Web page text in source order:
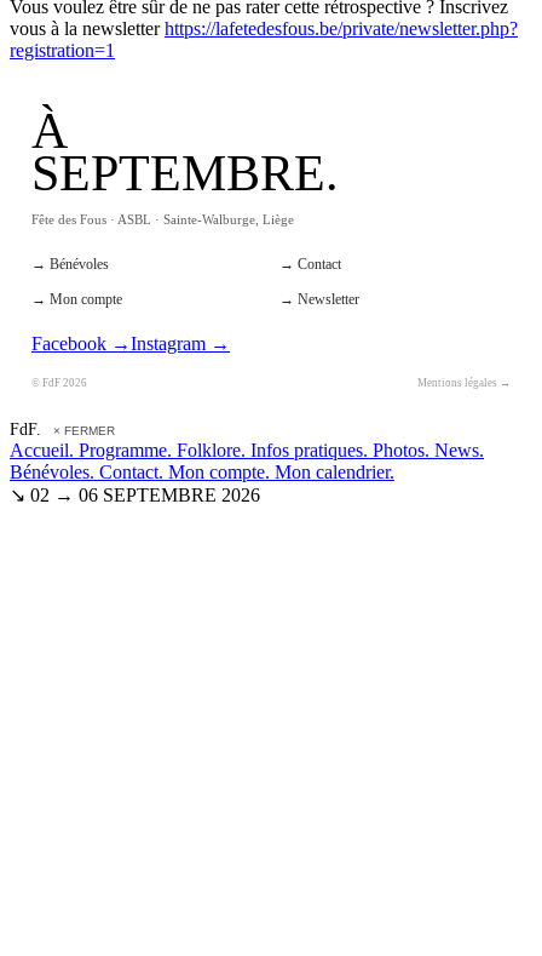
Vous voulez être sûr de ne pas rater cette rétrospective ? Inscrivez
vous à la newsletterhttps://lafetedesfous.be/private/newsletter.php?
registration=1
À
SEPTEMBRE.
Fête des Fous · ASBL · Sainte-Walburge, Liège
→ Bénévoles → Contact
→ Mon compte → Newsletter
Facebook →Instagram →
© FdF 2026 Mentions légales →
FdF. × FERMER
Accueil. Programme. Folklore. Infos pratiques. Photos. News.
Bénévoles. Contact. Mon compte. Mon calendrier.
↘ 02 → 06 SEPTEMBRE 2026